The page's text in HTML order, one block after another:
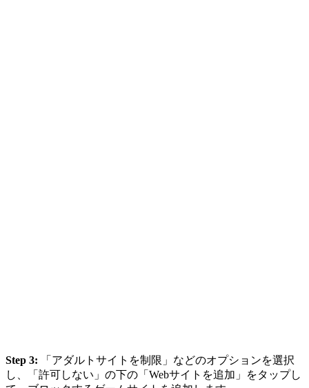
Step 3: 「アダルトサイトを制限」などのオプションを選択
し、「許可しない」の下の「Webサイトを追加」をタップし